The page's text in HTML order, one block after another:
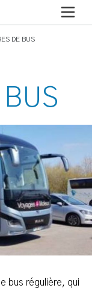
DE BUS
bus régulière, qui